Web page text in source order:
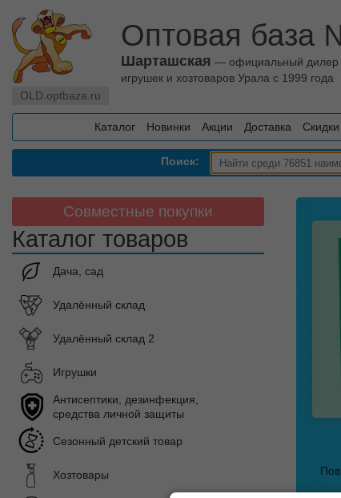
OLD.optbaza.ru
Оптовая база
Шарташская — официальный дилер
игрушек и хозтоваров Урала с 1999 года
Каталог Новинки Акции Доставка Скидки
Поиск:
Совместные покупки
Каталог товаров
Дача, сад
Удалённый склад
Удалённый склад 2
Игрушки
Антисептики, дезинфекция,
средства личной защиты
Сезонный детский товар
Хозтовары